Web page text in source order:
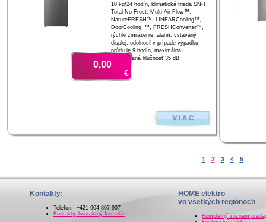
10 kg/24 hodín, klimatická trieda SN-T,
Total No Frost, Multi-Air Flow™,
NatureFRESH™, LINEARCooling™,
DoorCooling+™, FRESHConverter™,
rýchle zmrazenie, alarm, vstavaný
displej, odolnosť v prípade výpadku
prúdu je 9 hodín, maximálna
dosahovaná hlučnosť 35 dB
0,00
€
1 2 3 4 5
Kontakty:
Telefón: +421 904 807 907
Kontakty, kontaktný formulár
HOME elektro
vo všetkých regiónoch
Kompletný zoznam